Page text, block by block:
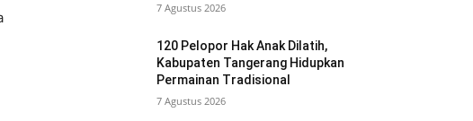
7 Agustus 2026
120 Pelopor Hak Anak Dilatih,
Kabupaten Tangerang Hidupkan
Permainan Tradisional
7 Agustus 2026